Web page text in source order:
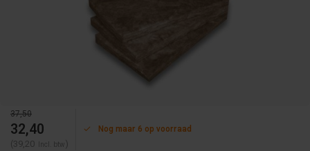
37,50
32,40
(39,20 Incl. btw )
Nog maar 6 op voorraad